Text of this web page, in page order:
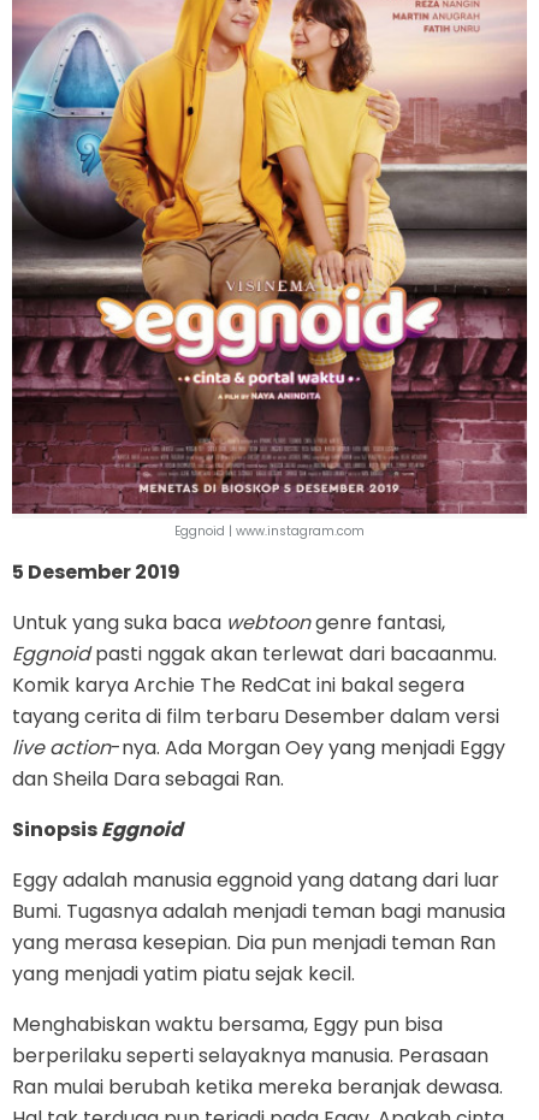
Eggnoid | www.instagram.com
5 Desember 2019
Untuk yang suka baca webtoongenre fantasi,
Eggnoidpasti nggak akan terlewat dari bacaanmu.
Komik karya Archie The RedCat ini bakal segera
tayang cerita di film terbaru Desember dalam versi
live action-nya. Ada Morgan Oey yang menjadi Eggy
dan Sheila Dara sebagai Ran.
SinopsisEggnoid
Eggy adalah manusia eggnoid yang datang dari luar
Bumi. Tugasnya adalah menjadi teman bagi manusia
yang merasa kesepian. Dia pun menjadi teman Ran
yang menjadi yatim piatu sejak kecil.
Menghabiskan waktu bersama, Eggy pun bisa
berperilaku seperti selayaknya manusia. Perasaan
Ran mulai berubah ketika mereka beranjak dewasa.